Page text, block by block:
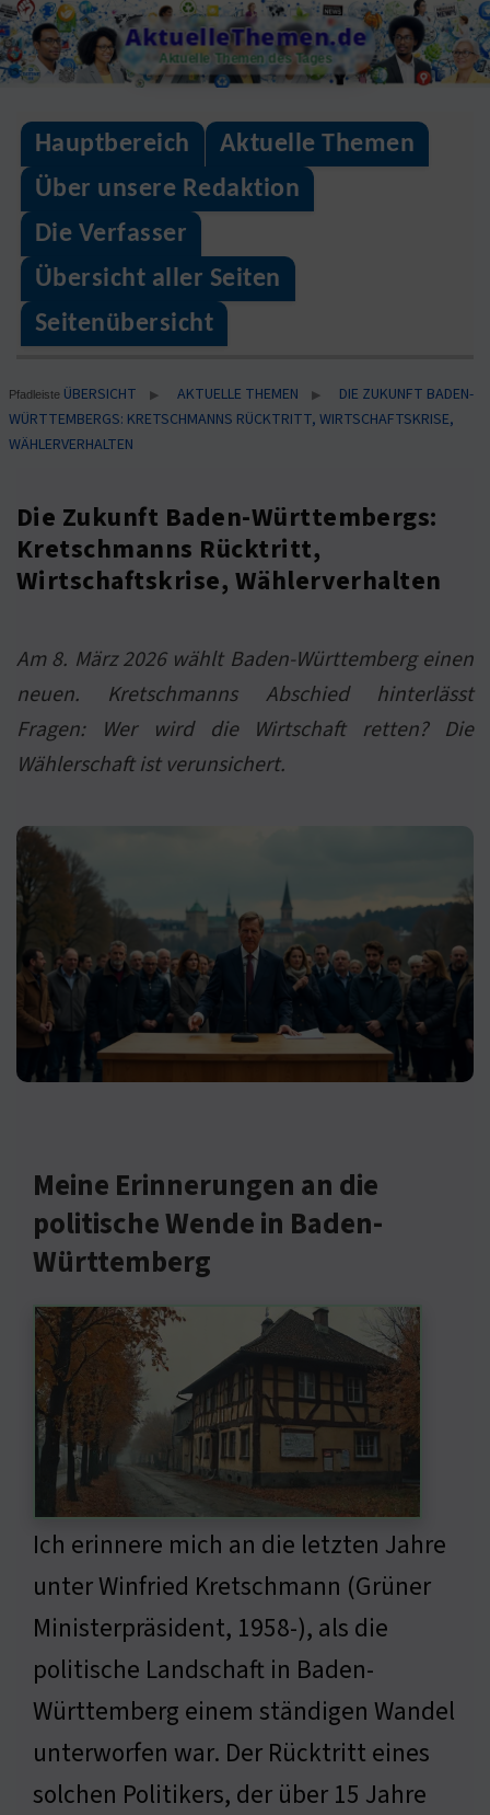
Skip
to
content
AktuelleThemen.de
Aktuelle Themen des Tages
Hauptbereich
Aktuelle Themen
Über unsere Redaktion
Die Verfasser
Übersicht aller Seiten
Seitenübersicht
Pfadleiste ÜBERSICHT ▶ AKTUELLE THEMEN ▶
DIE ZUKUNFT BADEN-
WÜRTTEMBERGS: KRETSCHMANNS RÜCKTRITT, WIRTSCHAFTSKRISE,
WÄHLERVERHALTEN
Die Zukunft Baden-Württembergs:
Kretschmanns Rücktritt,
Wirtschaftskrise, Wählerverhalten
Am 8. März 2026 wählt Baden-Württemberg einen
neuen. Kretschmanns Abschied hinterlässt
Fragen: Wer wird die Wirtschaft retten? Die
Wählerschaft ist verunsichert.
Meine Erinnerungen an die
politische Wende in Baden-
Württemberg
Ich erinnere mich an die letzten Jahre
unter Winfried Kretschmann (Grüner
Ministerpräsident, 1958-), als die
politische Landschaft in Baden-
Württemberg einem ständigen Wandel
unterworfen war. Der Rücktritt eines
solchen Politikers, der über 15 Jahre